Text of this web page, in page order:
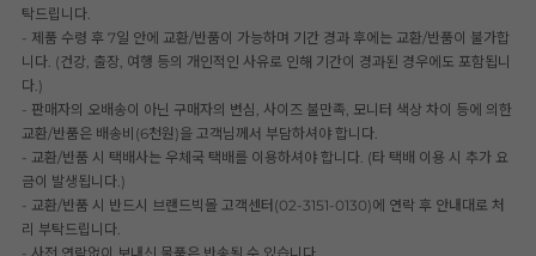
탁드립니다.
- 제품 수령 후 7일 안에 교환/반품이 가능하며 기간 경과 후에는 교환/반품이 불가합
니다. (건강, 출장, 여행 등의 개인적인 사유로 인해 기간이 경과된 경우에도 포함됩니
다.)
- 판매자의 오배송이 아닌 구매자의 변심, 사이즈 불만족, 모니터 색상 차이 등에 의한
교환/반품은 배송비(6천원)을 고객님께서 부담하셔야 합니다.
- 교환/반품 시 택배사는 우체국 택배를 이용하셔야 합니다. (타 택배 이용 시 추가 요
금이 발생됩니다.)
- 교환/반품 시 반드시 브랜드빅몰 고객센터(02-3151-0130)에 연락 후 안내대로 처
리 부탁드립니다.